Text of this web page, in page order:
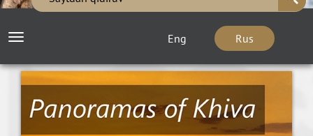
Eng Rus
Toggle